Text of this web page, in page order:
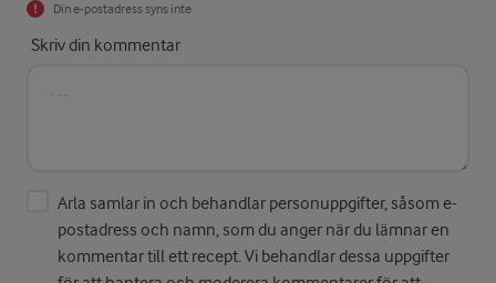
Din e-postadress syns inte
Skriv din kommentar
Arla samlar in och behandlar personuppgifter, såsom e-
postadress och namn, som du anger när du lämnar en
kommentar till ett recept. Vi behandlar dessa uppgifter